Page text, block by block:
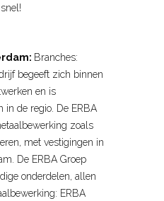
Branches:
begeeft zich binnen
en is
in de regio. De ERBA
zoals
met vestigingen in
De ERBA Groep
onderdelen, allen
ERBA